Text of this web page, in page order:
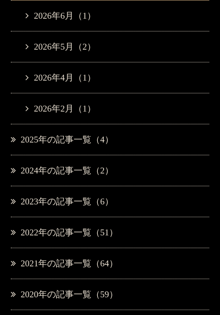
2026年6月（1）
2026年5月（2）
2026年4月（1）
2026年2月（1）
2025年の記事一覧（4）
2024年の記事一覧（2）
2023年の記事一覧（6）
2022年の記事一覧（51）
2021年の記事一覧（64）
2020年の記事一覧（59）